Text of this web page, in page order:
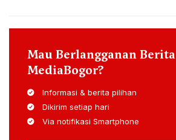
Mau Berlangganan Berita
MediaBogor?
Informasi & berita pilihan
Dikirim setiap hari
Via notifikasi Smartphone